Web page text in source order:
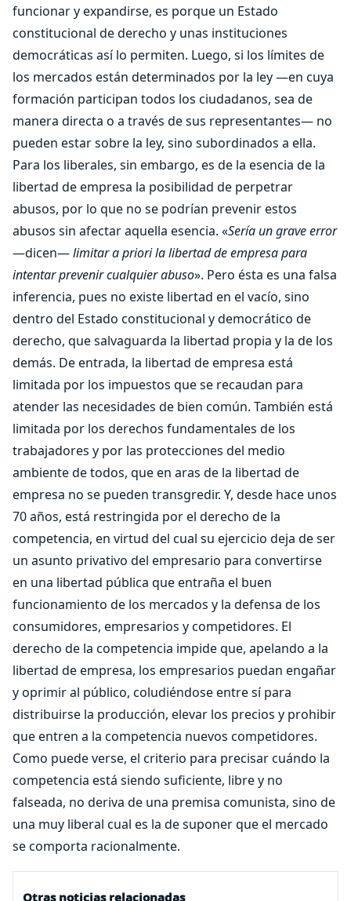
funcionar y expandirse, es porque un Estado
constitucional de derecho y unas instituciones
democráticas así lo permiten. Luego, si los límites de
los mercados están determinados por la ley —en cuya
formación participan todos los ciudadanos, sea de
manera directa o a través de sus representantes— no
pueden estar sobre la ley, sino subordinados a ella.
Para los liberales, sin embargo, es de la esencia de la
libertad de empresa la posibilidad de perpetrar
abusos, por lo que no se podrían prevenir estos
abusos sin afectar aquella esencia. «Sería un grave error
—dicen—limitar a priori la libertad de empresa para
intentar prevenir cualquier abuso». Pero ésta es una falsa
inferencia, pues no existe libertad en el vacío, sino
dentro del Estado constitucional y democrático de
derecho, que salvaguarda la libertad propia y la de los
demás. De entrada, la libertad de empresa está
limitada por los impuestos que se recaudan para
atender las necesidades de bien común. También está
limitada por los derechos fundamentales de los
trabajadores y por las protecciones del medio
ambiente de todos, que en aras de la libertad de
empresa no se pueden transgredir. Y, desde hace unos
70 años, está restringida por el derecho de la
competencia, en virtud del cual su ejercicio deja de ser
un asunto privativo del empresario para convertirse
en una libertad pública que entraña el buen
funcionamiento de los mercados y la defensa de los
consumidores, empresarios y competidores. El
derecho de la competencia impide que, apelando a la
libertad de empresa, los empresarios puedan engañar
y oprimir al público, coludiéndose entre sí para
distribuirse la producción, elevar los precios y prohibir
que entren a la competencia nuevos competidores.
Como puede verse, el criterio para precisar cuándo la
competencia está siendo suficiente, libre y no
falseada, no deriva de una premisa comunista, sino de
una muy liberal cual es la de suponer que el mercado
se comporta racionalmente.
Otras noticias relacionadas